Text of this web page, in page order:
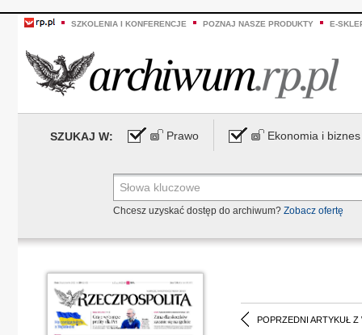
SZKOLENIA I KONFERENCJE POZNAJ NASZE PRODUKTY E-
SZUKAJ W: Prawo Ekonomia i biznes
Chcesz uzyskać dostęp do archiwum? Zobacz ofertę
POPRZEDNI ARTYKUŁ Z